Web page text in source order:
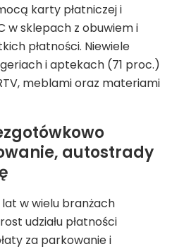
karty płatniczej i
w sklepach z obuwiem i
płatności. Niewiele
i aptekach (71 proc.)
meblami oraz materiami
autostrady
w wielu branżach
udziału płatności
za parkowanie i